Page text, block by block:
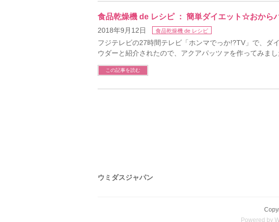
食品乾燥機 de レシピ ： 簡単ダイエット☆おから
2018年9月12日 食品乾燥機 de レシピ
フジテレビの27時間テレビ「ホンマでっか!?TV」で、ダ
ウダーと紹介されたので、アクアパッツァを作ってみ
この記事を読む
ウミダスジャパン
Powered by